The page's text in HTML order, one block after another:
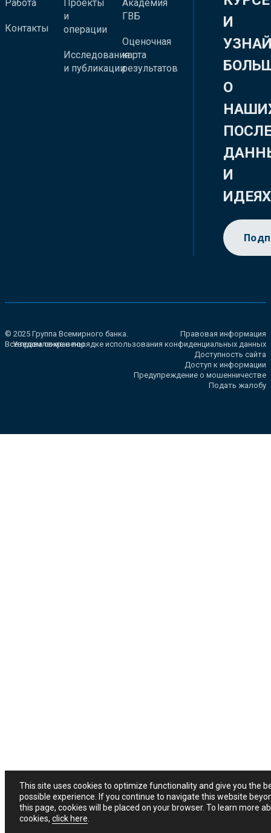
Работа
Контакты
Проекты
и
операции
Исследования
и публикации
Академия
ГВБ
Оценочная
карта
результатов
И
О
И
ИДЕЯХ
© 2025 Группа Всемирного банка.
Все права сохранены.
Правовая информация
Уведомление о порядке использования конфиденциальных данных
Доступность сайта
Доступ к информации
Предупреждение о мошенничестве
Подать жалобу
This site uses cookies to optimize functionality and give you the
possible experience. If you continue to navigate this website
this page, cookies will be placed on your browser. To learn more
cookies, click here